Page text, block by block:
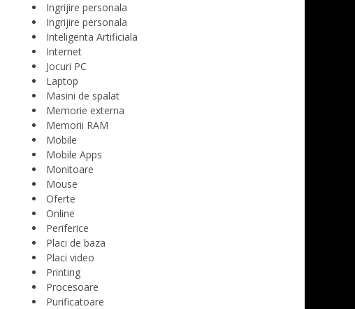
Ingrijire personala
Ingrijire personala
Inteligenta Artificiala
Internet
Jocuri PC
Laptop
Masini de spalat
Memorie externa
Memorii RAM
Mobile
Mobile Apps
Monitoare
Mouse
Oferte
Online
Periferice
Placi de baza
Placi video
Printing
Procesoare
Purificatoare